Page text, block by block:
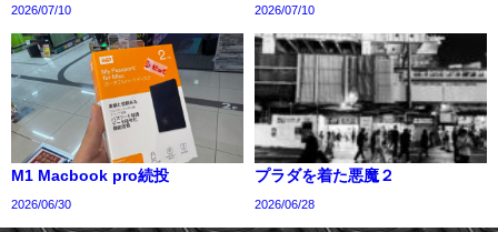
2026/07/10 2026/07/10
M1 Macbook pro続投
2026/06/30
プラダを着た悪魔２
2026/06/28